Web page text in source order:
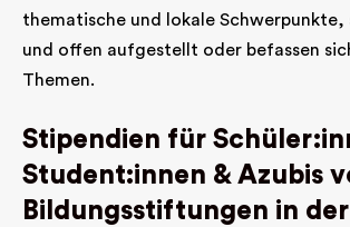
thematische und lokale Schwerpunkte,
und offen aufgestellt oder befassen
Themen.
Stipendien für
Student:innen & Azubis
Bildungsstiftungen in